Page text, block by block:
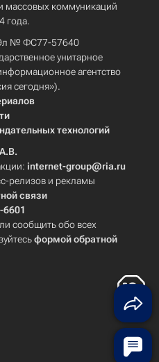
массовых коммуникаций
года.
Эл № ФС77-57640
унитарное
агентство
сегодня»).
технологий
internet-group@ria.ru
релизов и рекламы
связи
6601
сообщить обо всех
формой обратной